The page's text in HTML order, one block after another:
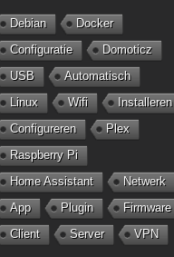
Debian
Docker
Configuratie
Domoticz
USB
Automatisch
Linux
Wifi
Installeren
Configureren
Plex
Raspberry Pi
Home Assistant
Netwerk
App
Plugin
Firmware
Client
Server VPN